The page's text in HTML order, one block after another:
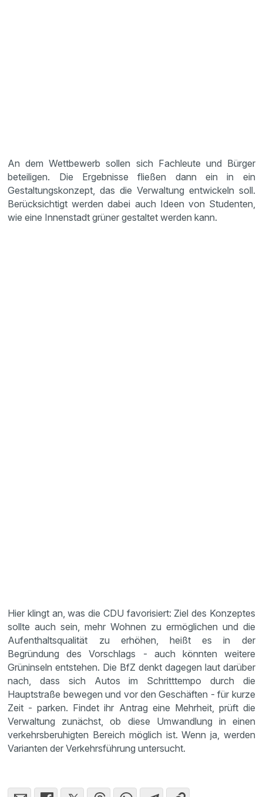
An dem Wettbewerb sollen sich Fachleute und Bürger
beteiligen. Die Ergebnisse fließen dann ein in ein
Gestaltungskonzept, das die Verwaltung entwickeln soll.
Berücksichtigt werden dabei auch Ideen von Studenten,
wie eine Innenstadt grüner gestaltet werden kann.
Hier klingt an, was die CDU favorisiert: Ziel des Konzeptes
sollte auch sein, mehr Wohnen zu ermöglichen und die
Aufenthaltsqualität zu erhöhen, heißt es in der
Begründung des Vorschlags - auch könnten weitere
Grüninseln entstehen. Die BfZ denkt dagegen laut darüber
nach, dass sich Autos im Schritttempo durch die
Hauptstraße bewegen und vor den Geschäften - für kurze
Zeit - parken. Findet ihr Antrag eine Mehrheit, prüft die
Verwaltung zunächst, ob diese Umwandlung in einen
verkehrsberuhigten Bereich möglich ist. Wenn ja, werden
Varianten der Verkehrsführung untersucht.